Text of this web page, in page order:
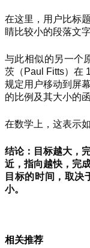
在这里，用户比标
睛比较小的段落文
与此相似的另一个
茨（Paul Fitts）在
规定用户移动到屏
的比例及其大小的函
在数学上，这表示如
结论：目标越大，
近，指向越快，完
目标的时间，取决
小。
相关推荐